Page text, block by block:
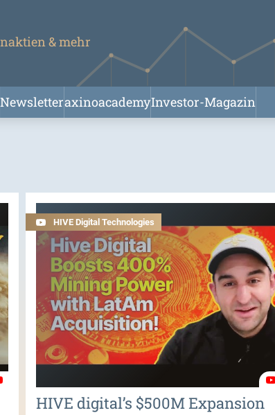
& mehr
NewsletteraxinoacademyInvestor-Magazin
HIVE Digital Technologies
HIVE digital’s $500M Expansion